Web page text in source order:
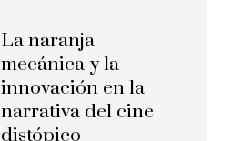
La naranja
mecánica y la
innovación en la
narrativa del cine
distópico